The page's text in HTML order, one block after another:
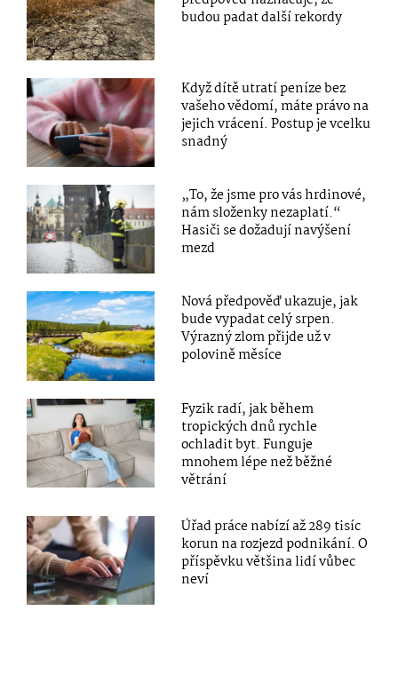
budou padat další rekordy
Když dítě utratí peníze bez
vašeho vědomí, máte právo na
jejich vrácení. Postup je vcelku
snadný
„To, že jsme pro vás hrdinové,
nám složenky nezaplatí.“
Hasiči se dožadují navýšení
mezd
Nová předpověď ukazuje, jak
bude vypadat celý srpen.
Výrazný zlom přijde už v
polovině měsíce
Fyzik radí, jak během
tropických dnů rychle
ochladit byt. Funguje
mnohem lépe než běžné
větrání
Úřad práce nabízí až 289 tisíc
korun na rozjezd podnikání. O
příspěvku většina lidí vůbec
neví